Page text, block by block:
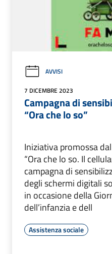
AVVISI
7 DICEMBRE 2023
Campagna di
“Ora che lo so”
Iniziativa promossa
“Ora che lo so. Il
campagna di
degli schermi digitali
in occasione della
dell’infanzia e dell
Assistenza sociale